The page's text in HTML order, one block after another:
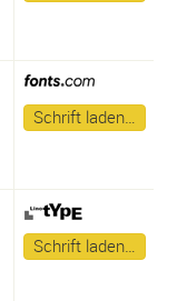
Schrift laden…
Schrift laden…